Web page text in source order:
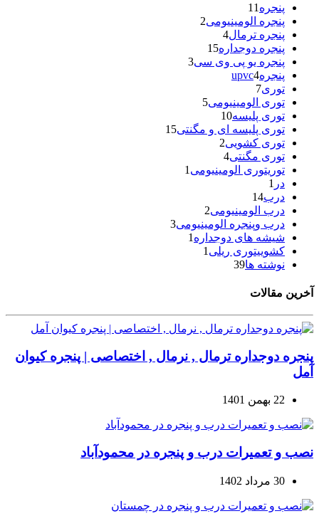
پنجره 11
پنجره الومینیومی2
پنجره ترمال4
پنجره دوجداره15
پنجره یو پی وی سی3
پنجرهupvc4
توری7
توری الومینیومی5
توری پلیسه10
توری پلیسه ای و مگنتی15
توری کشویی2
توری مگنتی4
توریتوری الومینیومی 1
در 1
درب14
درب الومینیومی2
درب وپنجره الومینیومی3
شیشه های دوجداره 1
کشوییتوری ریلی 1
نوشته ها39
آخرین مقالات
پنجره دوجداره ترمال , نرمال , اختصاصی | پنجره کیوان
آمل
22 بهمن 1401
نصب و تعمیرات درب و پنجره در محمودآباد
30 مرداد 1402